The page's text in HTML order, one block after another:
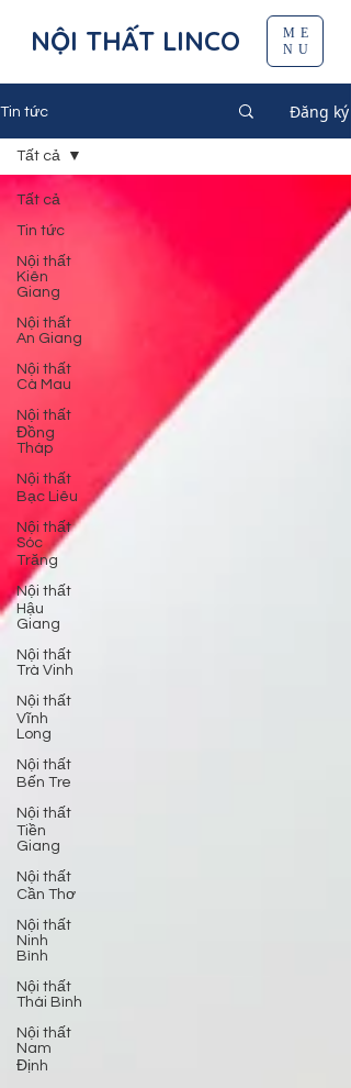
NỘI THẤT LINCO
ME
NU
Tin tức Đăng ký
Tất cả
Tin tức
Nội thất
Kiên
Giang
Nội thất
An Giang
Nội thất
Cà Mau
Nội thất
Đồng
Tháp
Nội thất
Bạc Liêu
Nội thất
Sóc
Trăng
Nội thất
Hậu
Giang
Nội thất
Trà Vinh
Nội thất
Vĩnh
Long
Nội thất
Bến Tre
Nội thất
Tiền
Giang
Nội thất
Cần Thơ
Nội thất
Ninh
Bình
Nội thất
Thái Bình
Nội thất
Nam
Định
Tất cả